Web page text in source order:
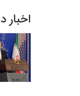
اخبار